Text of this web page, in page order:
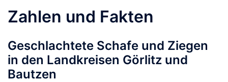
Zahlen und Fakten
Geschlachtete Schafe und Ziegen
in den Landkreisen Görlitz und
Bautzen